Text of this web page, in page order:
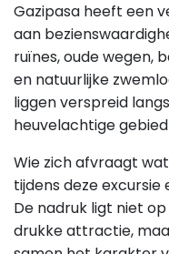
Gazipasa heeft een
aan
ruïnes, oude wegen,
en natuurlijke
liggen verspreid
heuvelachtige
Wie zich afvraagt
tijdens deze excursie
De nadruk ligt niet
drukke attractie,